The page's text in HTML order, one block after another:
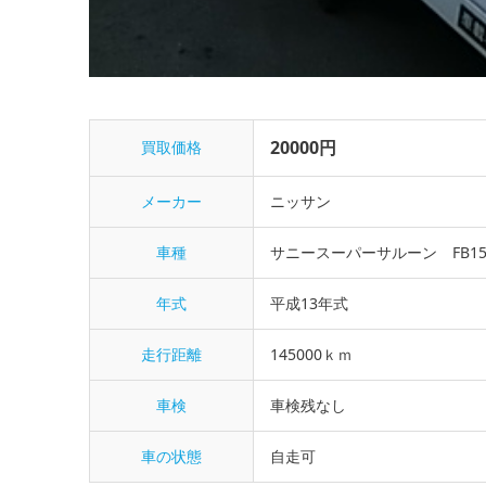
買取価格 20000円
メーカー ニッサン
車種 サニースーパーサルーン FB15
年式 平成13年式
走行距離 145000ｋｍ
車検 車検残なし
車の状態 自走可